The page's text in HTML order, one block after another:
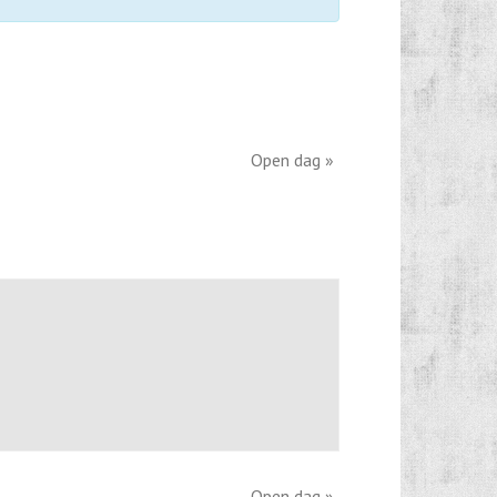
Open dag »